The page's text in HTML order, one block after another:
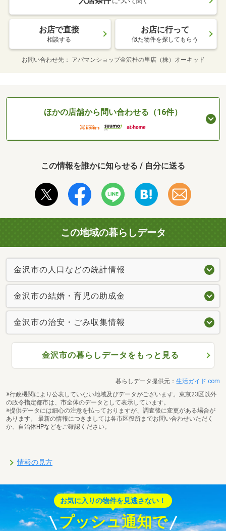
お店で直接
相談する
お店に行って
似た物件を探してもらう
お問い合わせ先 アパマンショップ金沢杜の里店（株）オーキッド
ほかの店舗から問い合わせる（16件）
この情報を誰かに知らせる / 自分に送る
この地域の暮らしデータ
金沢市の人口などの統計情報
金沢市の結婚・育児の助成金
金沢市の治安・ごみ収集情報
金沢市の暮らしデータをもっと見る
暮らしデータ提供元： 生活ガイド.com
※行政機関により公表していない地域及びデータがございます。東京23区以外
の政令指定都市は、市全体のデータとして表示しています。
※提供データには細心の注意を払っておりますが、調査後に変更がある場合が
あります。 最新の情報につきましては各市区役所までお問い合わせいただく
か、自治体HPなどをご確認ください。
情報の見方
お気に入りの物件を見逃さない！
プッシュ通知で